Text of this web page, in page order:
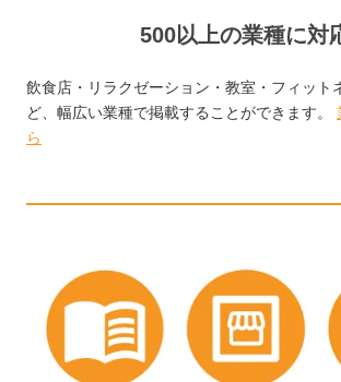
500以上の業種に対
飲食店・リラクゼーション・教室・フィット
ど、幅広い業種で掲載することができます。
ら